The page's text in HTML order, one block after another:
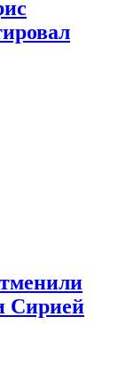
Сирией